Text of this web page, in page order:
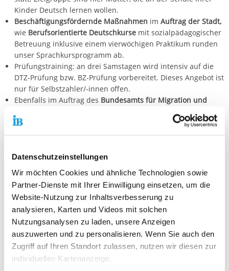
Datenschutzeinstellungen
Wir möchten Cookies und ähnliche Technologien sowie
Partner-Dienste mit Ihrer Einwilligung einsetzen, um die
Website-Nutzung zur Inhaltsverbesserung zu
analysieren, Karten und Videos mit solchen
Nutzungsanalysen zu laden, unsere Anzeigen
auszuwerten und zu personalisieren. Wenn Sie auch den
Zugriff auf Ihren Standort zulassen, nutzen wir diesen zur
individuellen Kartenanzeige.
Kinder Deutsch lernen wollen.
Beschäftigungsfördernde Maßnahmen im Auftrag der Stadt,
wie Berufsorientierte Deutschkursemit sozialpädagogischer
Betreuung inklusive einem vierwöchigen Praktikum runden
unser Sprachkursprogramm ab.
Prüfungstraining: an drei Samstagen wird intensiv auf die
DTZ-Prüfung bzw. BZ-Prüfung vorbereitet. Dieses Angebot ist
nur für Selbstzahler/-innen offen.
Ebenfalls im Auftrag des Bundesamts für Migration und
können Kursleiter und Kursleiterinnen in
unserem Haus die
Zusatzqualifizierung für DaZ- Lehrkräfte
absolvieren und das entsprechende Zertifikat für die
erwerben.
Die Kursteilnehmerinnen und Kursteilnehmer werden mit der
Sprache und den Lebensverhältnissen in Deutschland so
vertraut gemacht, dass sie im täglichen Leben selbstständig
handeln können. Im Mittelpunkt der Maßnahmen des
Sprachinstituts steht der Spracherwerb. Wir arbeiten nach dem
Rahmencurriculum des Bundesamts und orientieren uns an
den individuellen Bedürfnissen der Lernenden. Die Lehrkräfte
arbeiten im Team, jeweils zwei Kollegeninnen bzw. Kollegen
sind in einem Kurs eingesetzt. Diese Praxis sichert ein hohes